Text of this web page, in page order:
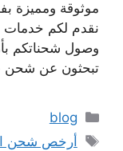
موثوقة ومميزة
نقدم لكم
وصول شحناتكم
تبحثون عن
التصنيفات
blog
الوسوم
أرخص شحن